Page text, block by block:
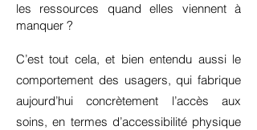
les ressources quand elles viennent à
manquer ?
C’est tout cela, et bien entendu aussi le
comportement des usagers, qui fabrique
aujourd’hui concrètement l’accès aux
soins, en termes d’accessibilité physique